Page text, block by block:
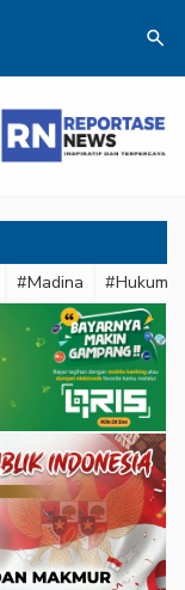
search
#Madina #Hukum